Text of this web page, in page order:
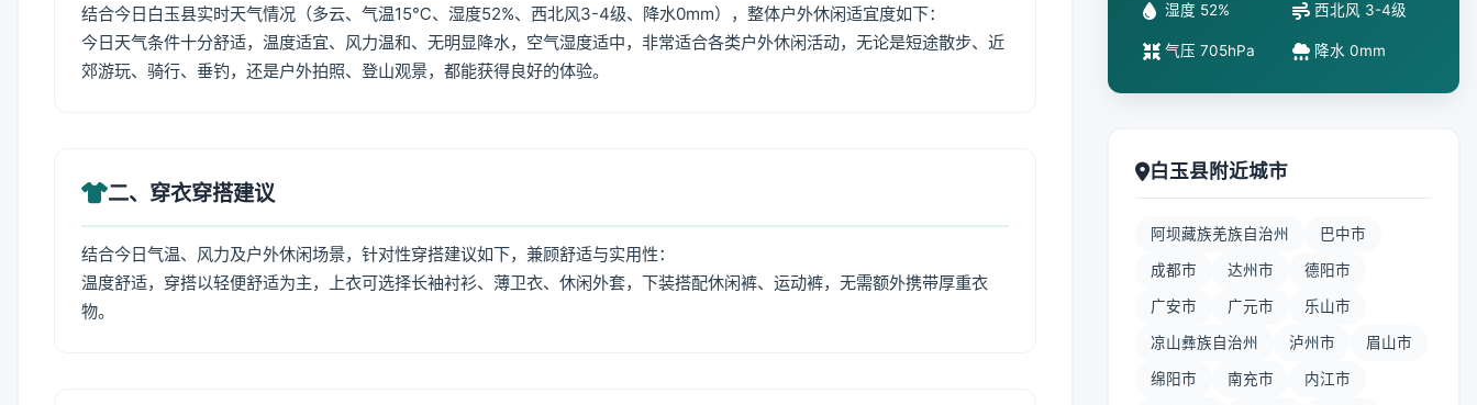
结合今日白玉县实时天气情况（多云、气温15℃、湿度52%、西北风3-4级、降水0mm），整体户外休闲适宜度如下：
今日天气条件十分舒适，温度适宜、风力温和、无明显降水，空气湿度适中，非常适合各类户外休闲活动，无论是短途散步、近
郊游玩、骑行、垂钓，还是户外拍照、登山观景，都能获得良好的体验。
二、穿衣穿搭建议
结合今日气温、风力及户外休闲场景，针对性穿搭建议如下，兼顾舒适与实用性：
温度舒适，穿搭以轻便舒适为主，上衣可选择长袖衬衫、薄卫衣、休闲外套，下装搭配休闲裤、运动裤，无需额外携带厚重衣
物。
湿度 52% 西北风 3-4级
气压 705hPa 降水 0mm
白玉县附近城市
阿坝藏族羌族自治州 巴中市
成都市 达州市 德阳市
广安市 广元市 乐山市
凉山彝族自治州 泸州市 眉山市
绵阳市 南充市 内江市